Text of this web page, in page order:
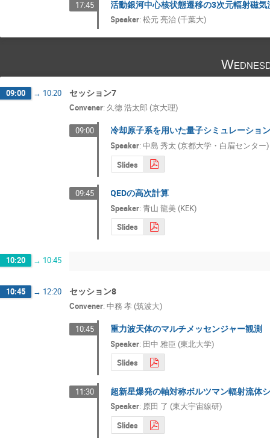
17:45 活動銀河中心核状態遷移の3次元輻射磁
Speaker:松元 亮治 (千葉大)
09:00 → 10:20 セッション7
Convener: 久徳 浩太郎 (京大理)
09:00 冷却原子系を用いた量子シミュレーショ
Speaker:中島 秀太 (京都大学・白眉センター)
Slides
09:45 QEDの高次計算
Speaker:青山 龍美 (KEK)
Slides
10:20 → 10:45
10:45 → 12:20 セッション8
Convener: 中務 孝 (筑波大)
10:45 重力波天体のマルチメッセンジャー観測
Speaker: 田中 雅臣 (東北大学)
Slides
11:30 超新星爆発の軸対称ボルツマン輻射流体
Speaker: 原田 了 (東大宇宙線研)
Slides